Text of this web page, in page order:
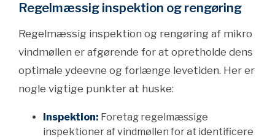
Regelmæssig inspektion og rengøring
Regelmæssig inspektion og rengøring af mikro
vindmøllen er afgørende for at opretholde dens
optimale ydeevne og forlænge levetiden. Her er
nogle vigtige punkter at huske:
Inspektion: Foretag regelmæssige
inspektioner af vindmøllen for at identificere